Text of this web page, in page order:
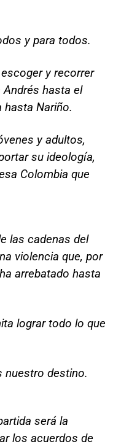
y para todos.
y recorrer
hasta el
hasta Nariño.
y adultos,
su ideología,
Colombia que
las cadenas del
violencia que, por
arrebatado hasta
lograr todo lo que
nuestro destino.
será la
los acuerdos de